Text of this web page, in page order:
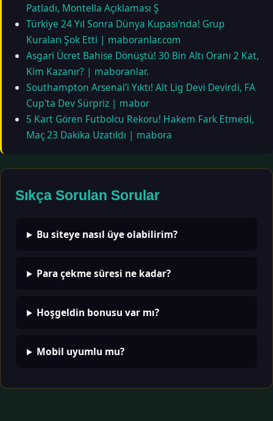
Patladı, Montella Açıklaması Ş
Türkiye 24 Yıl Sonra Dünya Kupası'nda! Grup
Kuraları Şok Etti | maboranlar.com
Asgari Ücret Bahise Dönüştü! 30 Bin Altı Oranı 2 Kat,
Kim Kazanır? | maboranlar.
Southampton Arsenal'i Yıktı! Alt Lig Devi Devirdi, FA
Cup'ta Dev Sürpriz | mabor
5 Kart Gören Futbolcu Rekoru! Hakem Fark Etmedi,
Maç 23 Dakika Uzatıldı | mabora
Sıkça Sorulan Sorular
Bu siteye nasıl üye olabilirim?
Para çekme süresi ne kadar?
Hoşgeldin bonusu var mı?
Mobil uyumlu mu?